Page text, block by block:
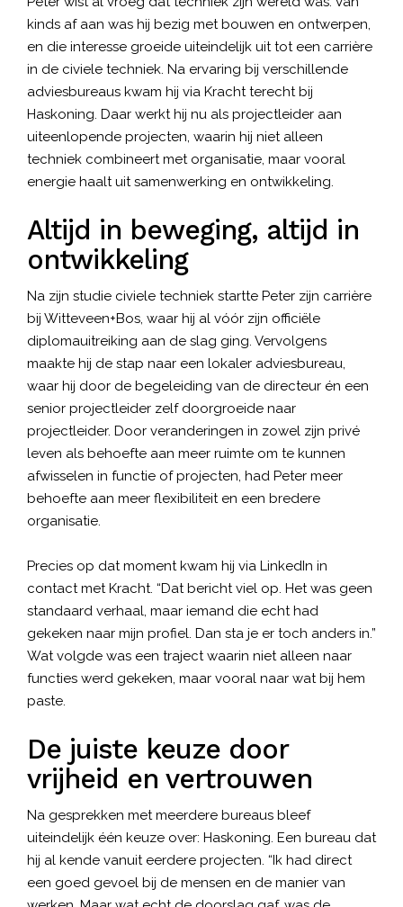
kinds af aan was hij bezig met bouwen en ontwerpen,
en die interesse groeide uiteindelijk uit tot een carrière
in de civiele techniek. Na ervaring bij verschillende
adviesbureaus kwam hij via Kracht terecht bij
Haskoning. Daar werkt hij nu als projectleider aan
uiteenlopende projecten, waarin hij niet alleen
techniek combineert met organisatie, maar vooral
energie haalt uit samenwerking en ontwikkeling.
Altijd in beweging, altijd in
ontwikkeling
Na zijn studie civiele techniek startte Peter zijn carrière
bij Witteveen+Bos, waar hij al vóór zijn officiële
diplomauitreiking aan de slag ging. Vervolgens
maakte hij de stap naar een lokaler adviesbureau,
waar hij door de begeleiding van de directeur én een
senior projectleider zelf doorgroeide naar
projectleider. Door veranderingen in zowel zijn privé
leven als behoefte aan meer ruimte om te kunnen
afwisselen in functie of projecten, had Peter meer
behoefte aan meer flexibiliteit en een bredere
organisatie.
Precies op dat moment kwam hij via LinkedIn in
contact met Kracht. “Dat bericht viel op. Het was geen
standaard verhaal, maar iemand die echt had
gekeken naar mijn profiel. Dan sta je er toch anders in.”
Wat volgde was een traject waarin niet alleen naar
functies werd gekeken, maar vooral naar wat bij hem
paste.
De juiste keuze door
vrijheid en vertrouwen
Na gesprekken met meerdere bureaus bleef
uiteindelijk één keuze over: Haskoning. Een bureau dat
hij al kende vanuit eerdere projecten. “Ik had direct
een goed gevoel bij de mensen en de manier van